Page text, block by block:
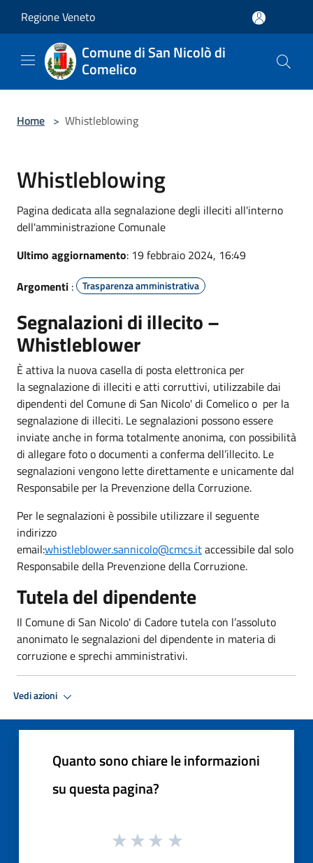
Regione Veneto
Comune di San Nicolò di
Comelico
Home > Whistleblowing
Whistleblowing
Pagina dedicata alla segnalazione degli illeciti all'interno
dell'amministrazione Comunale
Ultimo aggiornamento: 19 febbraio 2024, 16:49
Argomenti : Trasparenza amministrativa
Segnalazioni di illecito –
Whistleblower
È attiva la nuova casella di posta elettronica per
la segnalazione di illeciti e atti corruttivi, utilizzabile dai
dipendenti del Comune di San Nicolo' di Comelico o per la
segnalazione di illeciti. Le segnalazioni possono essere
inviate anche in forma totalmente anonima, con possibilità
di allegare foto o documenti a conferma dell’illecito. Le
segnalazioni vengono lette direttamente e unicamente dal
Responsabile per la Prevenzione della Corruzione.
Per le segnalazioni è possibile utilizzare il seguente
indirizzo
email:whistleblower.sannicolo@cmcs.itaccessibile dal solo
Responsabile della Prevenzione della Corruzione.
Tutela del dipendente
Il Comune di San Nicolo' di Cadore tutela con l’assoluto
anonimato le segnalazioni del dipendente in materia di
corruzione e sprechi amministrativi.
Vedi azioni
Quanto sono chiare le informazioni
su questa pagina?